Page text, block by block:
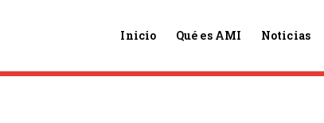
Inicio Qué es AMI Noticias